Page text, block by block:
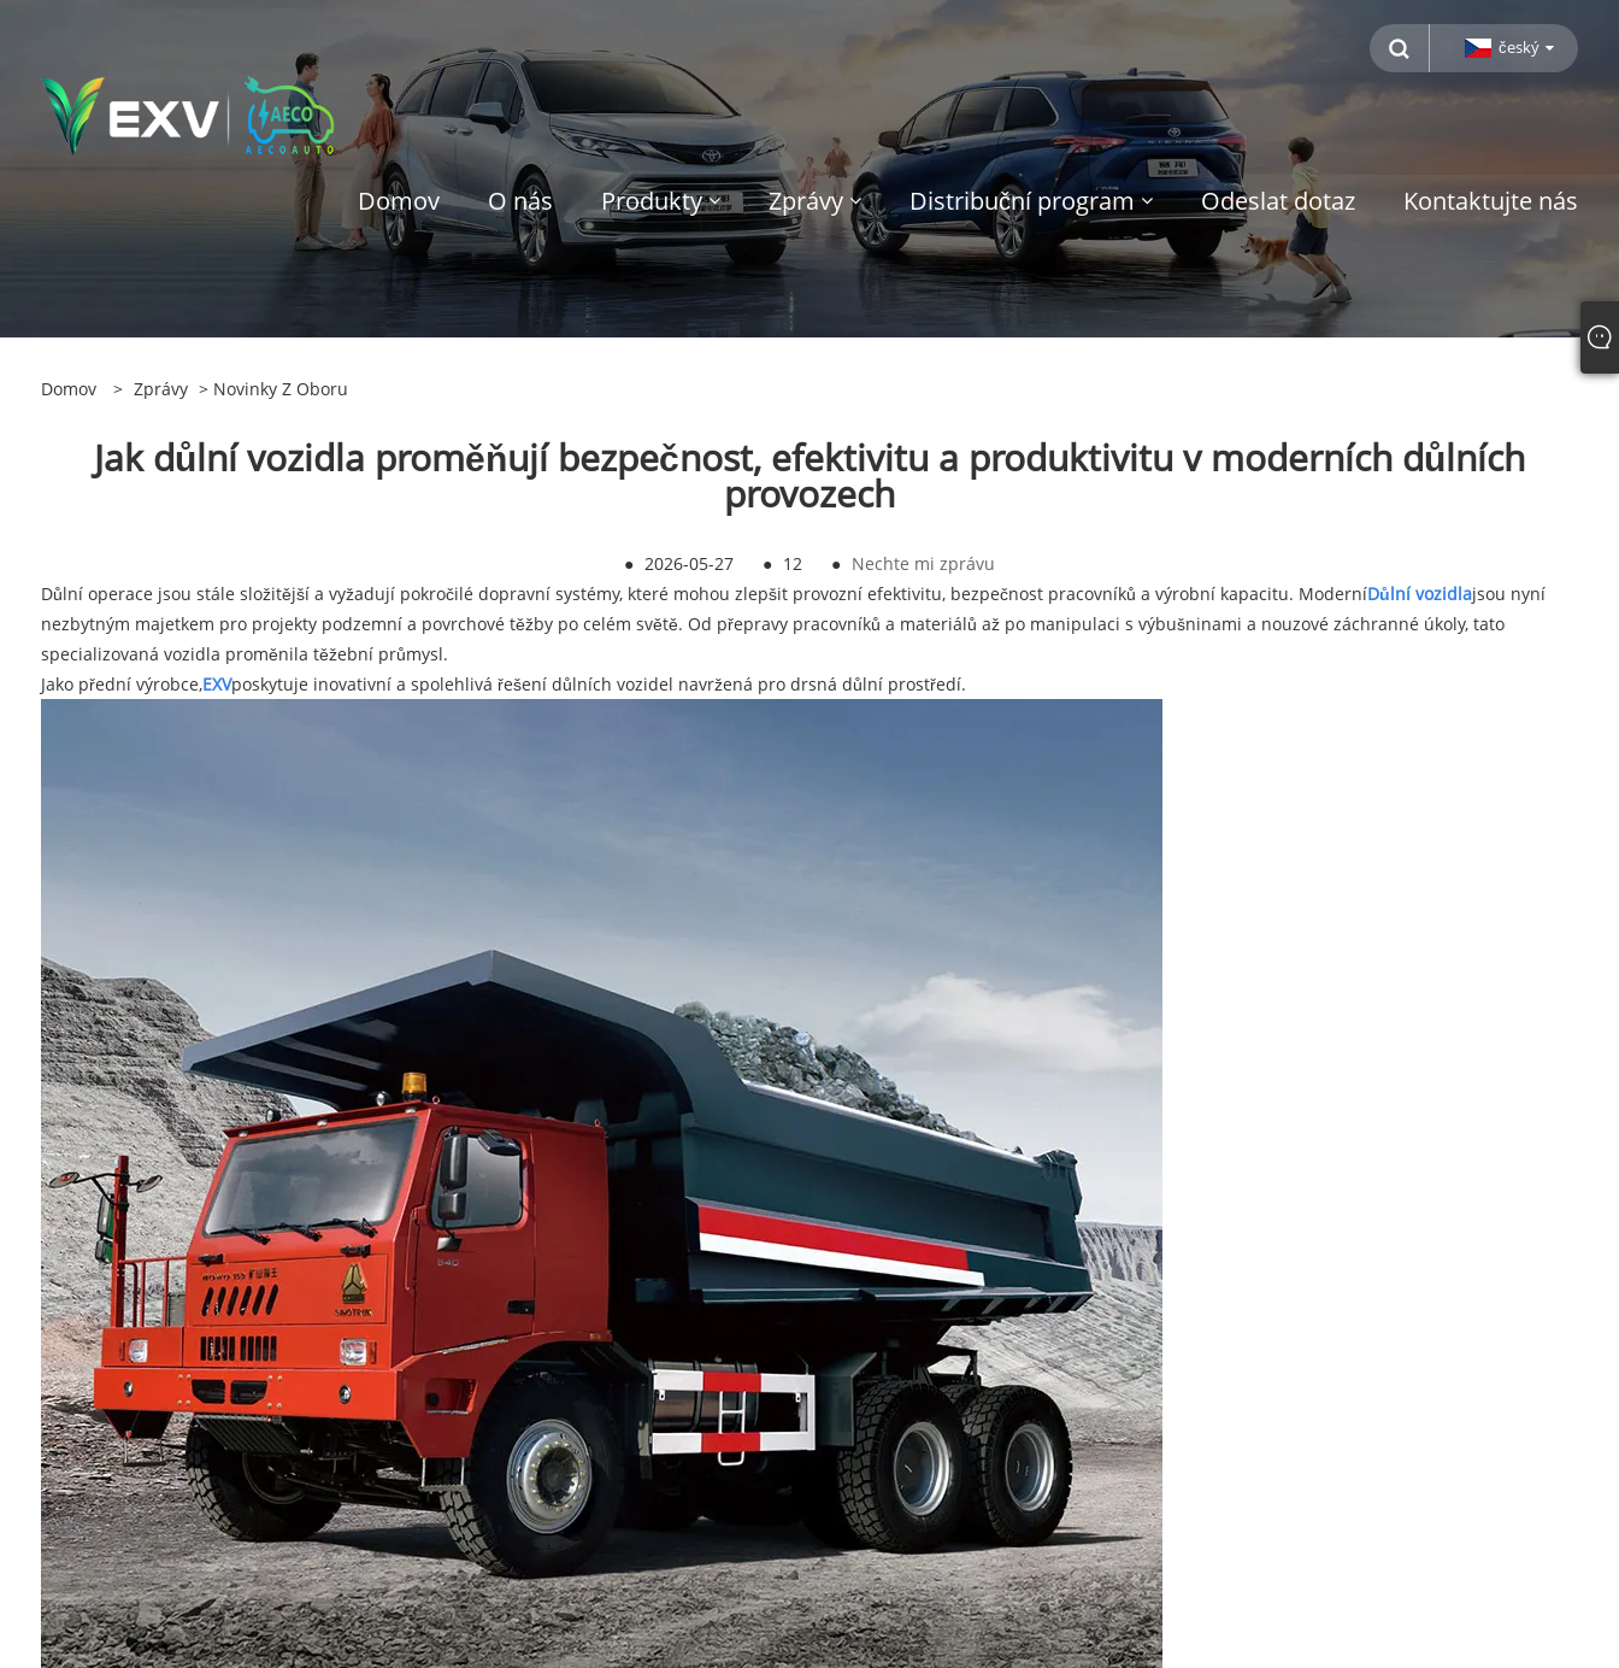
český
Domov O nás Produkty Zprávy Distribuční program Odeslat dotaz Kontaktujte nás
Domov > Zprávy > Novinky Z Oboru
Jak důlní vozidla proměňují bezpečnost, efektivitu a produktivitu v moderních důlních
provozech
● 2026-05-27 ● 12 ● Nechte mi zprávu
Důlní operace jsou stále složitější a vyžadují pokročilé dopravní systémy, které mohou zlepšit provozní efektivitu, bezpečnost pracovníků a výrobní kapacitu. ModerníDůlní vozidlajsou nyní
nezbytným majetkem pro projekty podzemní a povrchové těžby po celém světě. Od přepravy pracovníků a materiálů až po manipulaci s výbušninami a nouzové záchranné úkoly, tato
specializovaná vozidla proměnila těžební průmysl.
Jako přední výrobce,EXVposkytuje inovativní a spolehlivá řešení důlních vozidel navržená pro drsná důlní prostředí.